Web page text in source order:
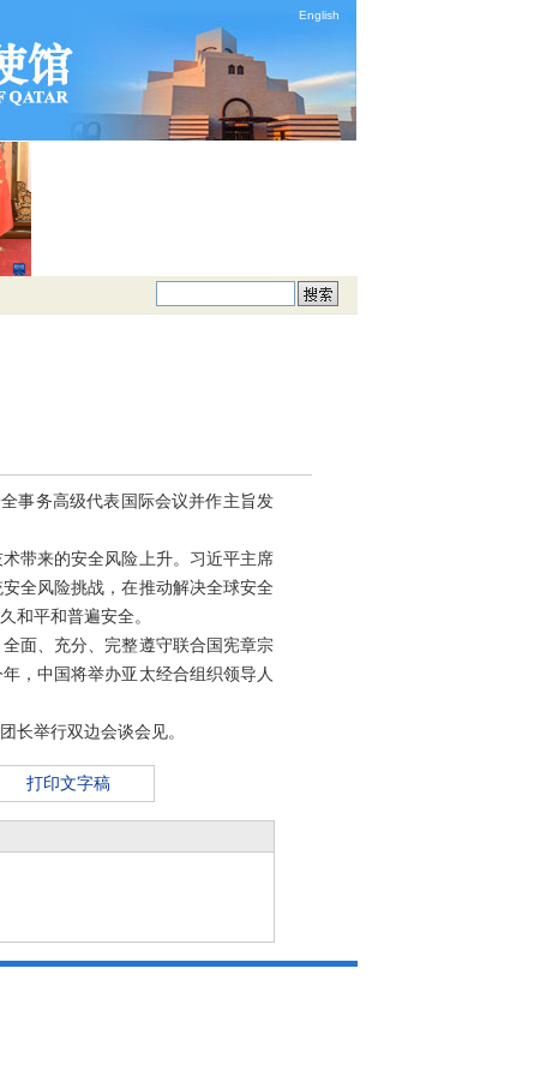
English
事务高级代表国际会议并作主旨发
带来的安全风险上升。习近平主席
全风险挑战，在推动解决全球安全
和平和普遍安全。
面、充分、完整遵守联合国宪章宗
，中国将举办亚太经合组织领导人
长举行双边会谈会见。
打印文字稿